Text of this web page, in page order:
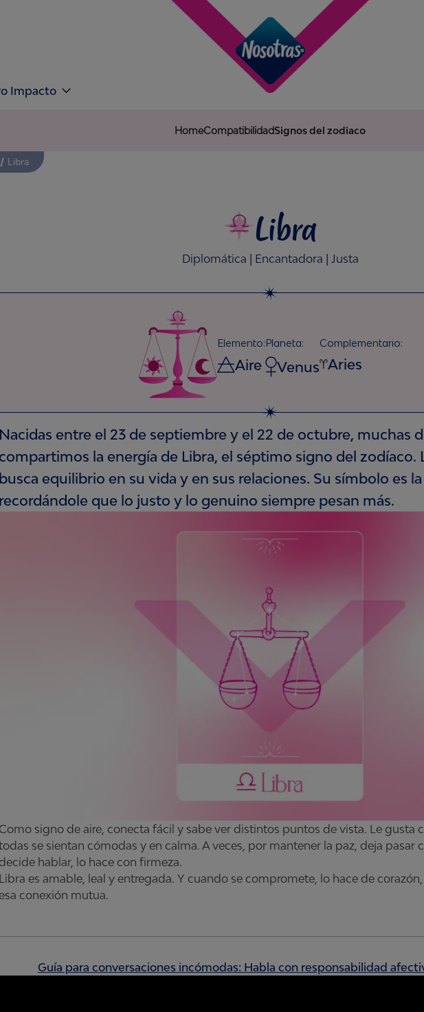
Impacto
HomeCompatibilidadSignos del zodiaco
/ Libra
Libra
Diplomática | Encantadora | Justa
Elemento:
Aire
Planeta:
Venus
Complementario:
Aries
Nacidas entre el 23 de septiembre y el 22 de octubre, muchas
compartimos la energía de Libra, el séptimo signo del zodíaco.
busca equilibrio en su vida y en sus relaciones. Su símbolo es la
recordándole que lo justo y lo genuino siempre pesan más.
Como signo de aire, conecta fácil y sabe ver distintos puntos de vista. Le gusta
se sientan cómodas y en calma. A veces, por mantener la paz, deja pasar
decide hablar, lo hace con firmeza.
Libra es amable, leal y entregada. Y cuando se compromete, lo hace de
esa conexión mutua.
Guía para conversaciones incómodas: Habla con responsabilidad